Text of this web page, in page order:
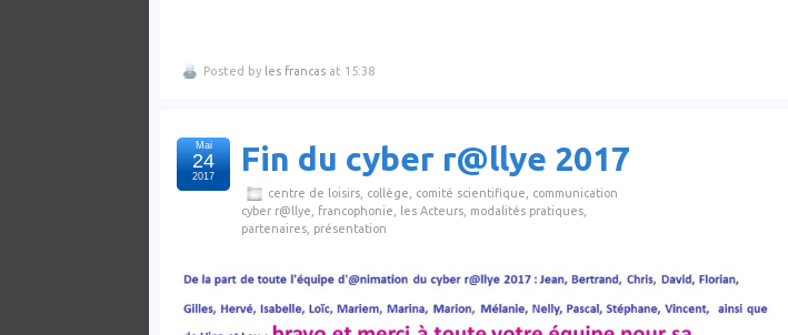
Posted by les francas at 15:38
Fin du cyber r@llye 2017
centre de loisirs, collège, comité scientifique, communication
cyber r@llye, francophonie, les Acteurs, modalités pratiques,
partenaires, présentation
Mai
24
2017